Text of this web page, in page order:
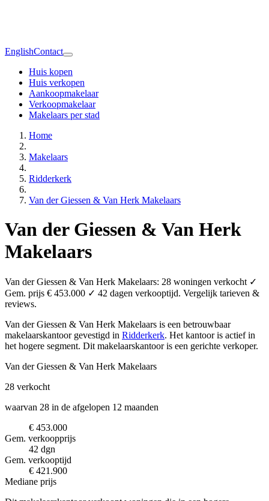
EnglishContact
Huis kopen
Huis verkopen
Aankoopmakelaar
Verkoopmakelaar
Makelaars per stad
Home
Makelaars
Ridderkerk
Van der Giessen & Van Herk Makelaars
Van der Giessen & Van Herk
Makelaars
Van der Giessen & Van Herk Makelaars: 28 woningen verkocht ✓
Gem. prijs € 453.000 ✓ 42 dagen verkooptijd. Vergelijk tarieven &
reviews.
Van der Giessen & Van Herk Makelaars is een betrouwbaar
makelaarskantoor gevestigd in Ridderkerk. Het kantoor is actief in
het hogere segment. Dit makelaarskantoor is een gerichte verkoper.
Van der Giessen & Van Herk Makelaars
28 verkocht
waarvan 28 in de afgelopen 12 maanden
€ 453.000
Gem. verkoopprijs
42 dgn
Gem. verkooptijd
€ 421.900
Mediane prijs